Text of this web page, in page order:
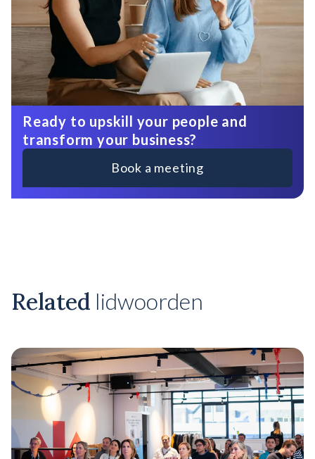
Ready to upskill your people and
transform your business?
Book a meeting
Related lidwoorden